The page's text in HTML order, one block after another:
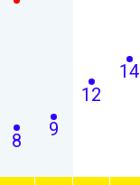
8
9
12
14